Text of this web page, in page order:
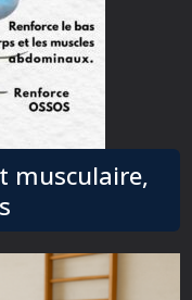
musculaire,